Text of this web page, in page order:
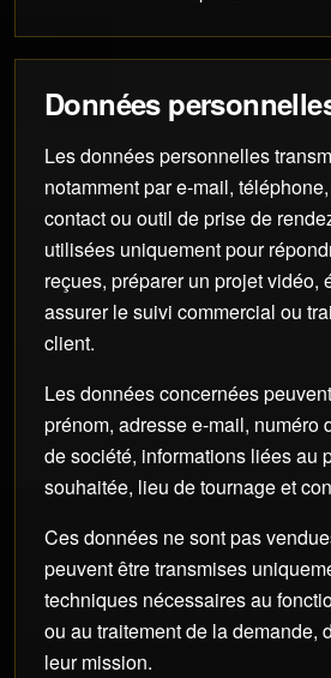
Données
Les données personnelles
notamment par e-mail,
contact ou outil de prise de
utilisées uniquement pour
reçues, préparer un projet vidéo,
assurer le suivi commercial ou
client.
Les données concernées
prénom, adresse e-mail, numéro
de société, informations liées au
souhaitée, lieu de tournage et
Ces données ne sont pas
peuvent être transmises
techniques nécessaires au
ou au traitement de la demande,
leur mission.